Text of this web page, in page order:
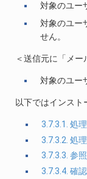
対象のユー
対象のユー
せん。
＜送信元に「メ
対象のユー
以下ではインス
3.7.3.1. 処
3.7.3.2. 処
3.7.3.3. 参
3.7.3.4. 確